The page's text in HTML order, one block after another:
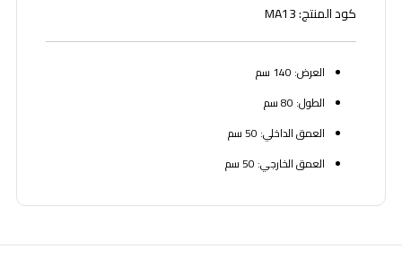
كود المنتج: MA13
العرض: 140 سم
الطول: 80 سم
العمق الداخلي: 50 سم
العمق الخارجي: 50 سم